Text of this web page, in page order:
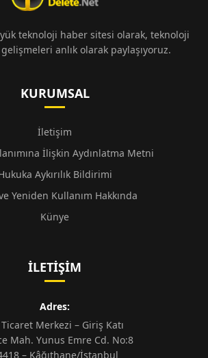
teknoloji haber sitesi olarak, teknoloji
anlık olarak paylaşıyoruz.
KURUMSAL
İletişim
İlişkin Aydınlatma Metni
Aykırılık Bildirimi
Yeniden Kullanım Hakkında
Künye
İLETIŞIM
Adres:
Merkezi – Giriş Katı
Mah. Yunus Emre Cd. No:8
– Kâğıthane/İstanbul